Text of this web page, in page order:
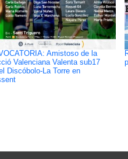
Amistoso de la
Valenciana Valenta sub17
Discóbolo-La Torre en